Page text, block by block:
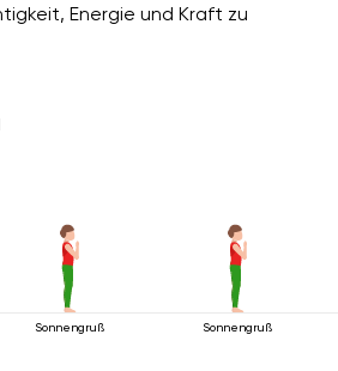
Energie und Kraft zu
Sonnengruß Sonnengruß